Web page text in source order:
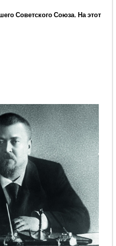
Советского Союза. На этот